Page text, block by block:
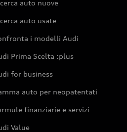
auto nuove
auto usate
i modelli Audi
Prima Scelta :plus
for business
auto per neopatentati
finanziarie e servizi
Value